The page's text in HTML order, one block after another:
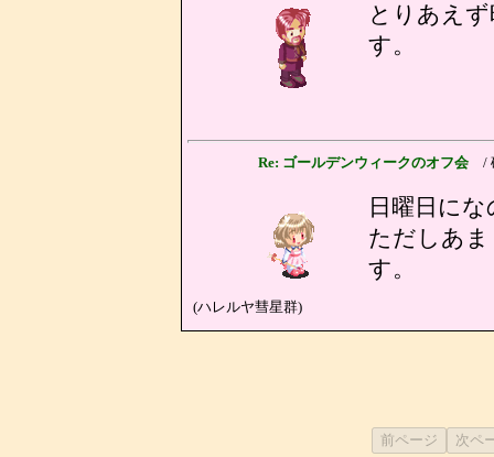
とりあえ
す。
Re: ゴールデンウィークのオフ会 /
日曜日に
ただしあ
す。
(ハレルヤ彗星群)